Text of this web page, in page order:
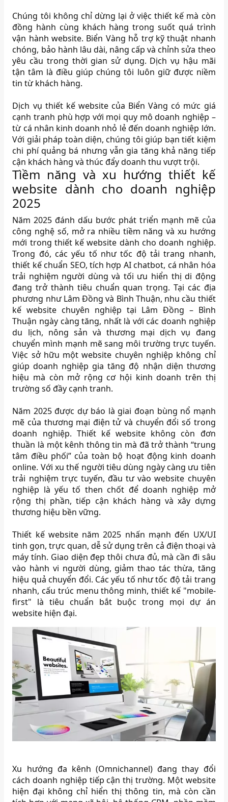
Chúng tôi không chỉ dừng lại ở việc thiết kế mà còn
đồng hành cùng khách hàng trong suốt quá trình
vận hành website. Biển Vàng hỗ trợ kỹ thuật nhanh
chóng, bảo hành lâu dài, nâng cấp và chỉnh sửa theo
yêu cầu trong thời gian sử dụng. Dịch vụ hậu mãi
tận tâm là điều giúp chúng tôi luôn giữ được niềm
tin từ khách hàng.
Dịch vụ thiết kế website của Biển Vàng có mức giá
cạnh tranh phù hợp với mọi quy mô doanh nghiệp –
từ cá nhân kinh doanh nhỏ lẻ đến doanh nghiệp lớn.
Với giải pháp toàn diện, chúng tôi giúp bạn tiết kiệm
chi phí quảng bá nhưng vẫn gia tăng khả năng tiếp
cận khách hàng và thúc đẩy doanh thu vượt trội.
Tìềm năng và xu hướng thiết kế
website dành cho doanh nghiệp
2025
Năm 2025 đánh dấu bước phát triển mạnh mẽ của
công nghệ số, mở ra nhiều tiềm năng và xu hướng
mới trong thiết kế website dành cho doanh nghiệp.
Trong đó, các yếu tố như tốc độ tải trang nhanh,
thiết kế chuẩn SEO, tích hợp AI chatbot, cá nhân hóa
trải nghiệm người dùng và tối ưu hiển thị di động
đang trở thành tiêu chuẩn quan trọng. Tại các địa
phương như Lâm Đồng và Bình Thuận, nhu cầu thiết
kế website chuyên nghiệp tại Lâm Đồng – Bình
Thuận ngày càng tăng, nhất là với các doanh nghiệp
du lịch, nông sản và thương mại dịch vụ đang
chuyển mình mạnh mẽ sang môi trường trực tuyến.
Việc sở hữu một website chuyên nghiệp không chỉ
giúp doanh nghiệp gia tăng độ nhận diện thương
hiệu mà còn mở rộng cơ hội kinh doanh trên thị
trường số đầy cạnh tranh.
Năm 2025 được dự báo là giai đoạn bùng nổ mạnh
mẽ của thương mại điện tử và chuyển đổi số trong
doanh nghiệp. Thiết kế website không còn đơn
thuần là một kênh thông tin mà đã trở thành “trung
tâm điều phối” của toàn bộ hoạt động kinh doanh
online. Với xu thế người tiêu dùng ngày càng ưu tiên
trải nghiệm trực tuyến, đầu tư vào website chuyên
nghiệp là yếu tố then chốt để doanh nghiệp mở
rộng thị phần, tiếp cận khách hàng và xây dựng
thương hiệu bền vững.
Thiết kế website năm 2025 nhấn mạnh đến UX/UI
tinh gọn, trực quan, dễ sử dụng trên cả điện thoại và
máy tính. Giao diện đẹp thôi chưa đủ, mà cần đi sâu
vào hành vi người dùng, giảm thao tác thừa, tăng
hiệu quả chuyển đổi. Các yếu tố như tốc độ tải trang
nhanh, cấu trúc menu thông minh, thiết kế "mobile-
first" là tiêu chuẩn bắt buộc trong mọi dự án
website hiện đại.
Xu hướng đa kênh (Omnichannel) đang thay đổi
cách doanh nghiệp tiếp cận thị trường. Một website
hiện đại không chỉ hiển thị thông tin, mà còn cần